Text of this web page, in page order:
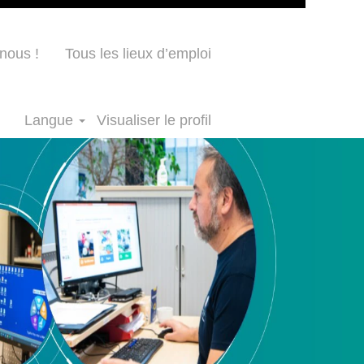
! Tous les lieux d’emploi
Langue Visualiser le profil